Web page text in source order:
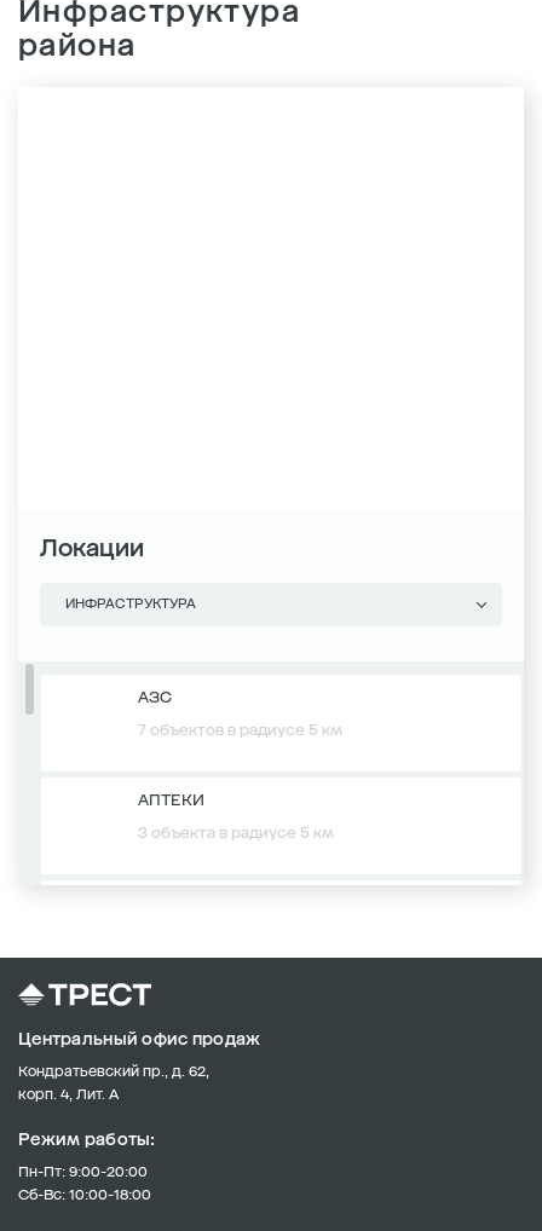
Инфраструктура
района
Локации
ИНФРАСТРУКТУРА
АЗС
7 объектов в радиусе 5 км
АПТЕКИ
3 объекта в радиусе 5 км
ДЕТСКИЕ САДЫ
7 объектов в радиусе 5 км
6 объектов в радиусе 5 км
Центральный офис продаж
Кондратьевский пр., д. 62,
корп. 4, Лит. А
Режим работы:
Пн-Пт: 9:00-20:00
Сб-Вс: 10:00-18:00